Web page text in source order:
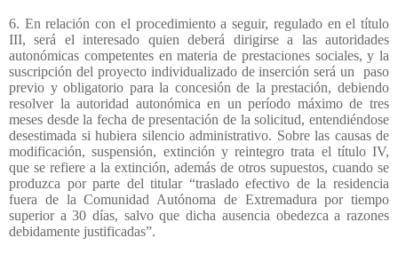
6. En relación con el procedimiento a seguir, regulado en el título
III, será el interesado quien deberá dirigirse a las autoridades
autonómicas competentes en materia de prestaciones sociales, y la
suscripción del proyecto individualizado de inserción será un
paso
previo y obligatorio para la concesión de la prestación, debiendo
resolver la autoridad autonómica en un período máximo de tres
meses desde la fecha de presentación de la solicitud, entendiéndose
desestimada si hubiera silencio administrativo. Sobre las causas de
modificación, suspensión, extinción y reintegro trata el título IV,
que se refiere a la extinción, además de otros supuestos, cuando se
produzca por parte del titular “traslado efectivo de la residencia
fuera de la Comunidad Autónoma de Extremadura por tiempo
superior a 30 días, salvo que dicha ausencia obedezca a razones
debidamente justificadas”.